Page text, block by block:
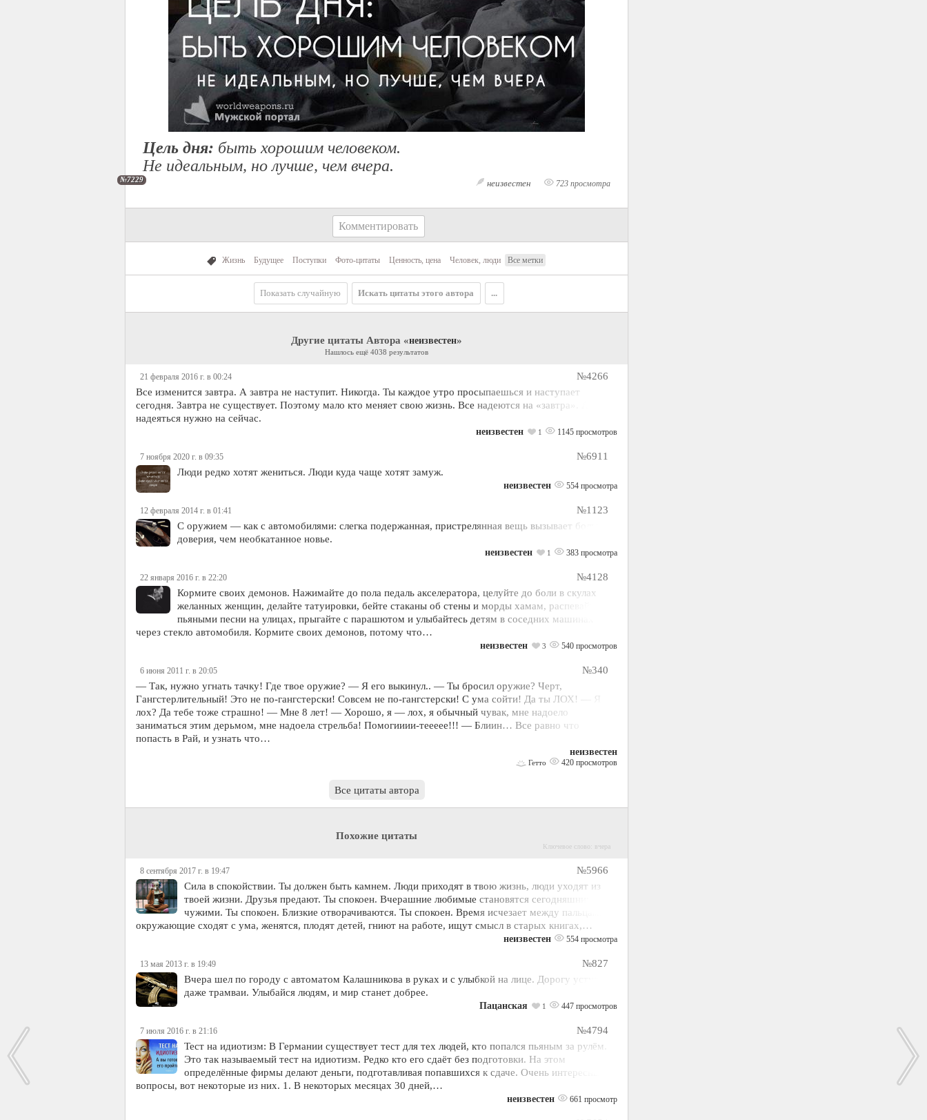
№7229
Цель дня: быть хорошим человеком.
Не идеальным, но лучше, чем вчера.
неизвестен 723 просмотра
Комментировать
Жизнь Будущее Поступки Фото-цитаты Ценность, цена Человек, люди Все метки
Показать случайную Искать цитаты этого автора ...
Другие цитаты Автора «неизвестен»
Нашлось ещё 4038 результатов
21 февраля 2016 г. в 00:24
№4266
Все изменится завтра. А завтра не наступит. Никогда. Ты каждое утро просыпаешься и наступает
сегодня. Завтра не существует. Поэтому мало кто меняет свою жизнь. Все надеются на «завтра». А
надеяться нужно на сейчас.
неизвестен 1 1145 просмотров
7 ноября 2020 г. в 09:35
№6911
Люди редко хотят жениться. Люди куда чаще хотят замуж.
неизвестен 554 просмотра
12 февраля 2014 г. в 01:41
№1123
С оружием — как с автомобилями: слегка подержанная, пристрелянная вещь вызывает больше
доверия, чем необкатанное новье.
неизвестен 1 383 просмотра
22 января 2016 г. в 22:20
№4128
Кормите своих демонов. Нажимайте до пола педаль акселератора, целуйте до боли в скулах
желанных женщин, делайте татуировки, бейте стаканы об стены и морды хамам, распевайте
пьяными песни на улицах, прыгайте с парашютом и улыбайтесь детям в соседних машинах
через стекло автомобиля. Кормите своих демонов, потому что…
неизвестен 3 540 просмотров
6 июня 2011 г. в 20:05
№340
— Так, нужно угнать тачку! Где твое оружие? — Я его выкинул.. — Ты бросил оружие? Черт,
Гангстерлительный! Это не по-гангстерски! Совсем не по-гангстерски! С ума сойти! Да ты ЛОХ! — Я
лох? Да тебе тоже страшно! — Мне 8 лет! — Хорошо, я — лох, я обычный чувак, мне надоело
заниматься этим дерьмом, мне надоела стрельба! Помогииии-теееее!!! — Блиин… Все равно что
попасть в Рай, и узнать что…
неизвестен
Гетто 420 просмотров
Все цитаты автора
Похожие цитаты
Ключевое слово: вчера
8 сентября 2017 г. в 19:47
№5966
Сила в спокойствии. Ты должен быть камнем. Люди приходят в твою жизнь, люди уходят из
твоей жизни. Друзья предают. Ты спокоен. Вчерашние любимые становятся сегодняшними
чужими. Ты спокоен. Близкие отворачиваются. Ты спокоен. Время исчезает между пальцами,
окружающие сходят с ума, женятся, плодят детей, гниют на работе, ищут смысл в старых книгах,…
неизвестен 554 просмотра
13 мая 2013 г. в 19:49
№827
Вчера шел по городу с автоматом Калашникова в руках и с улыбкой на лице. Дорогу уступали
даже трамваи. Улыбайся людям, и мир станет добрее.
Пацанская 1 447 просмотров
7 июля 2016 г. в 21:16
№4794
Тест на идиотизм: В Германии существует тест для тех людей, кто попался пьяным за рулём.
Это так называемый тест на идиотизм. Редко кто его сдаёт без подготовки. На этом
определённые фирмы делают деньги, подготавливая попавшихся к сдаче. Очень интересные
вопросы, вот некоторые из них. 1. В некоторых месяцах 30 дней,…
неизвестен 661 просмотр